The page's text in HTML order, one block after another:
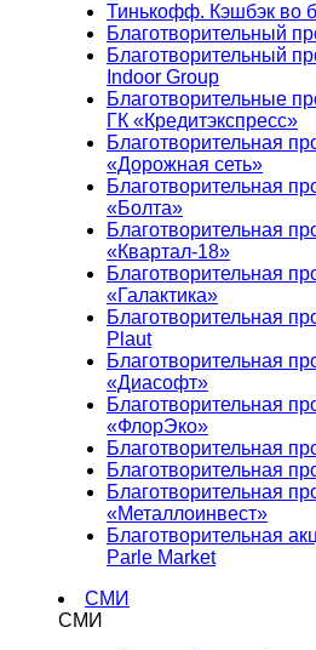
Тинькофф. Кэшбэк во
Благотворительный
Благотворительный
Indoor Group
Благотворительные
ГК «Кредитэкспресс»
Благотворительная
«Дорожная сеть»
Благотворительная
«Болта»
Благотворительная
«Квартал-18»
Благотворительная
«Галактика»
Благотворительная
Plaut
Благотворительная
«Диасофт»
Благотворительная
«ФлорЭко»
Благотворительная
Благотворительная
Благотворительная
«Металлоинвест»
Благотворительная
Parle Market
СМИ
СМИ